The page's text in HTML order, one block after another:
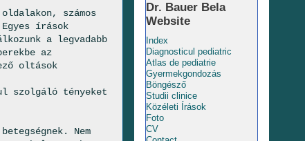
számos
írások
a legvadabb
az
oltások
szolgáló tényeket
Nem
Dr. Bauer Bela
Website
Index
Diagnosticul pediatric
Atlas de pediatrie
Gyermekgondozás
Böngésző
Studii clinice
Közéleti Írások
Foto
CV